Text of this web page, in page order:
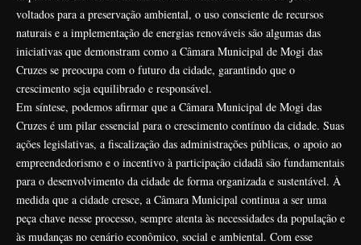
voltados para a preservação ambiental, o uso consciente de recursos
naturais e a implementação de energias renováveis são algumas das
iniciativas que demonstram como a Câmara Municipal de Mogi das
Cruzes se preocupa com o futuro da cidade, garantindo que o
crescimento seja equilibrado e responsável.
Em síntese, podemos afirmar que a Câmara Municipal de Mogi das
Cruzes é um pilar essencial para o crescimento contínuo da cidade. Suas
ações legislativas, a fiscalização das administrações públicas, o apoio ao
empreendedorismo e o incentivo à participação cidadã são fundamentais
para o desenvolvimento da cidade de forma organizada e sustentável. À
medida que a cidade cresce, a Câmara Municipal continua a ser uma
peça chave nesse processo, sempre atenta às necessidades da população e
às mudanças no cenário econômico, social e ambiental. Com esse